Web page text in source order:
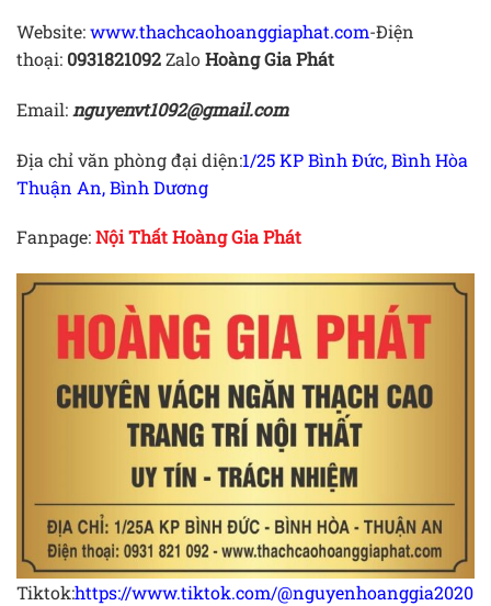
Website:www.thachcaohoanggiaphat.com-Điện
thoại: 0931821092ZaloHoàng Gia Phát
Email: nguyenvt1092@gmail.com
Địa chỉ văn phòng đại diện:1/25 KP Bình Đức, Bình Hòa
Thuận An, Bình Dương
Fanpage:Nội Thất Hoàng Gia Phát
Tiktok:https://www.tiktok.com/@nguyenhoanggia2020